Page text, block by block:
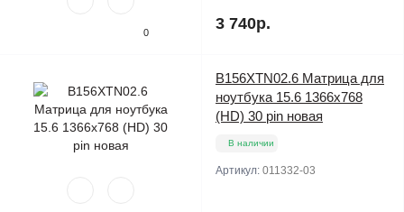
0 3 740р.
B156XTN02.6 Матрица для
ноутбука 15.6 1366x768
(HD) 30 pin новая
В наличии
Артикул: 011332-03